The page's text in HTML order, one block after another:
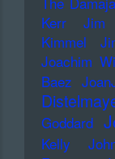
Kerr
Jim
Kimmel
Joachim
Baez
Goddard
Kelly